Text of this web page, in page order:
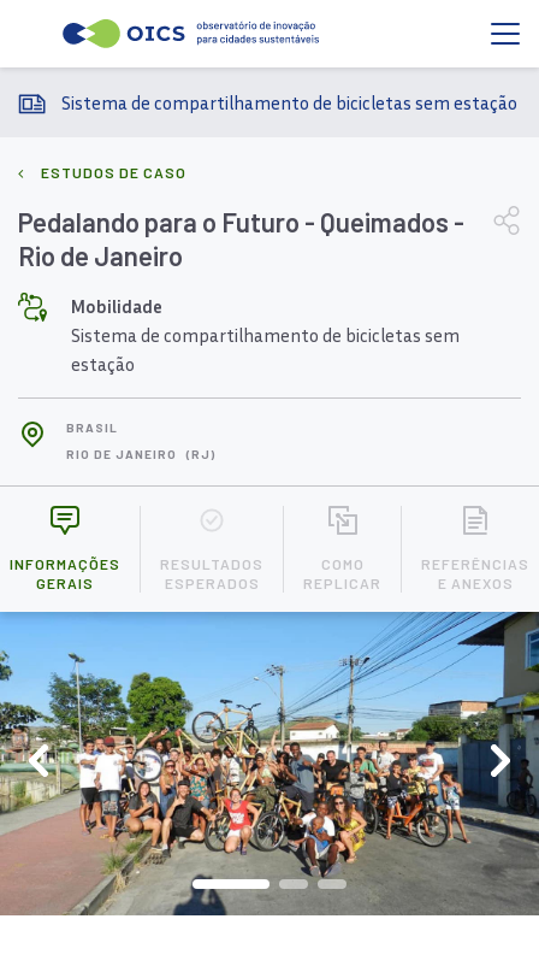
Sistema de compartilhamento de bicicletas sem estação
ESTUDOS DE CASO
Pedalando para o Futuro - Queimados -
Rio de Janeiro
Mobilidade
Sistema de compartilhamento de bicicletas sem
estação
BRASIL
RIO DE JANEIRO
(RJ)
INFORMAÇÕES
GERAIS
RESULTADOS
ESPERADOS
COMO
REPLICAR
REFERÊNCIAS
E ANEXOS